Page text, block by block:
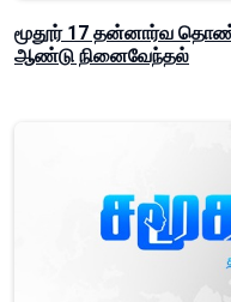
மூதூர் 17 தன்னார்வ
ஆண்டு நினைவேந்தல்